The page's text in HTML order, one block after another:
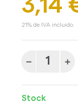
3,14
21% de IVA incluido.
Stock